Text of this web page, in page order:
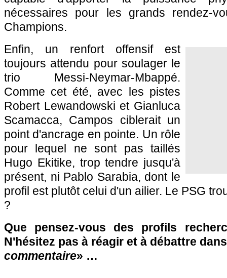
nécessaires pour les grands rendez-
Champions.
Enfin, un renfort offensif est
toujours attendu pour soulager le
trio Messi-Neymar-Mbappé.
Comme cet été, avec les pistes
Robert Lewandowski et Gianluca
Scamacca, Campos ciblerait un
point d'ancrage en pointe. Un rôle
pour lequel ne sont pas taillés
Hugo Ekitike, trop tendre jusqu'à
présent, ni Pablo Sarabia, dont le
profil est plutôt celui d'un ailier. Le PSG
?
Que pensez-vous des profils
N'hésitez pas à réagir et à débattre
commentaire» …